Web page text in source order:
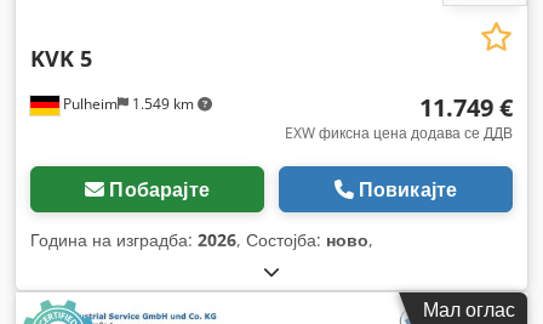
Pulheim 1.549 km
KVK 5
11.749 €
EXW фиксна цена додава се ДДВ
Побарајте Повикајте
Година на изградба: 2026, Состојба: ново,
Мал оглас